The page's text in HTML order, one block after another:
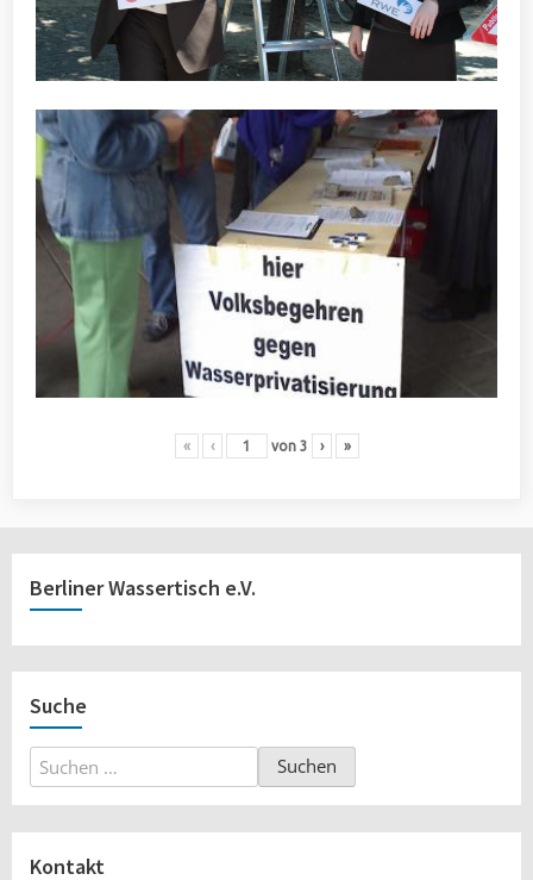
« ‹ von 3 › »
Berliner Wassertisch e.V.
Suche
Suchen
nach:
Kontakt